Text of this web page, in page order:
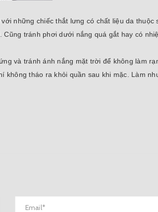
những chiếc thắt lưng có chất liệu da thuộc
tránh phơi dưới nắng quá gắt hay có
và tránh ánh nắng mặt trời để không làm
tháo ra khỏi quần sau khi mặc. Làm